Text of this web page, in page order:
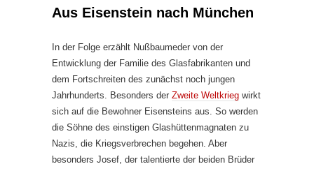
Aus Eisenstein nach München
In der Folge erzählt Nußbaumeder von der
Entwicklung der Familie des Glasfabrikanten und
dem Fortschreiten des zunächst noch jungen
Jahrhunderts. Besonders der Zweite Weltkrieg wirkt
sich auf die Bewohner Eisensteins aus. So werden
die Söhne des einstigen Glashüttenmagnaten zu
Nazis, die Kriegsverbrechen begehen. Aber
besonders Josef, der talentierte der beiden Brüder